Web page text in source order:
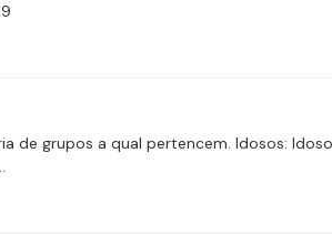
grupos a qual pertencem. Idosos: